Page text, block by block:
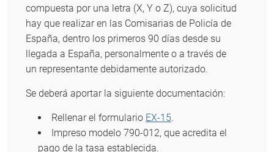
compuesta por una letra (X, Y o Z), cuya solicitud
hay que realizar en las Comisarias de Policía de
España, dentro los primeros 90 días desde su
llegada a España, personalmente o a través de
un representante debidamente autorizado.
Se deberá aportar la siguiente documentación:
Rellenar el formulario EX-15.
Impreso modelo 790-012, que acredita el
pago de la tasa establecida.